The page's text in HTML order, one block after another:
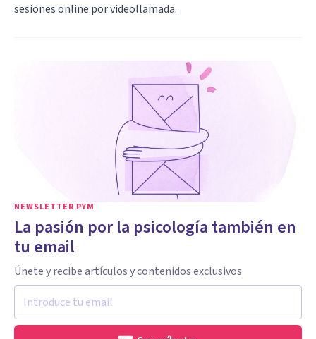
sesiones online por videollamada.
NEWSLETTER PYM
La pasión por la psicología también en
tu email
Únete y recibe artículos y contenidos exclusivos